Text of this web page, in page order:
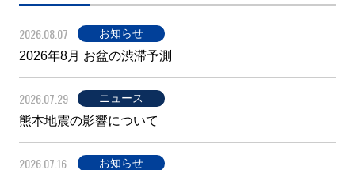
2026.08.07 お知らせ
2026年8月 お盆の渋滞予測
2026.07.29 ニュース
熊本地震の影響について
2026.07.16 お知らせ